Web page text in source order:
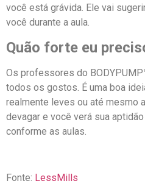
você está grávida. Ele vai
você durante a aula.
Quão forte eu
Os professores do
todos os gostos. É uma boa
realmente leves ou até mesmo
devagar e você verá sua
conforme as aulas.
Fonte: LessMills